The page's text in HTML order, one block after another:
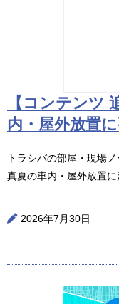
【コンテンツ
内・屋外放置に
トラシバの部屋・現場
真夏の車内・屋外放置に
2026年7月30日